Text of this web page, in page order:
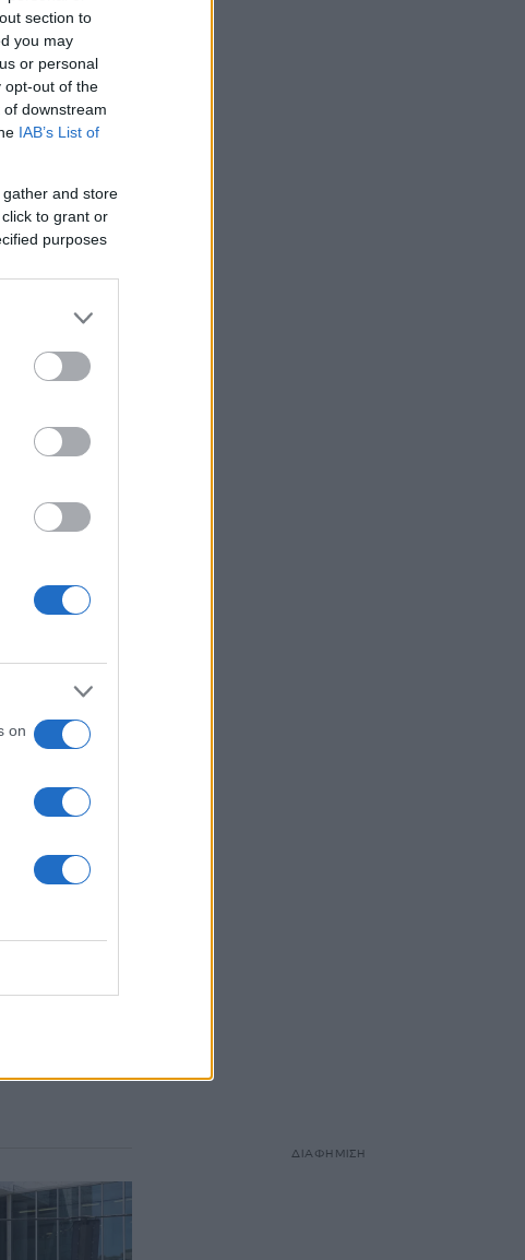
section to
you may
or personal
opt-out of the
downstream
IAB’s List of
and store
to grant or
purposes
on
στο
– Η
ΔΙΑΦΗΜΙΣΗ